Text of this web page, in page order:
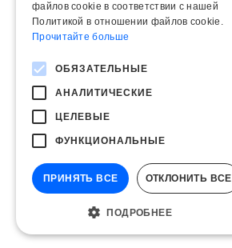
файлов cookie в соответствии с нашей
Политикой в ​​отношении файлов cookie.
Прочитайте больше
ОБЯЗАТЕЛЬНЫЕ
АНАЛИТИЧЕСКИЕ
ЦЕЛЕВЫЕ
ФУНКЦИОНАЛЬНЫЕ
ПРИНЯТЬ ВСЕ ОТКЛОНИТЬ ВСЕ
ПОДРОБНЕЕ